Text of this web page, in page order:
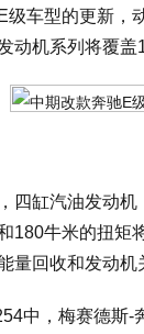
级车型的更新，
动机系列将覆盖
四缸汽油发动
180牛米的扭矩
量回收和发动机
中，梅赛德斯-